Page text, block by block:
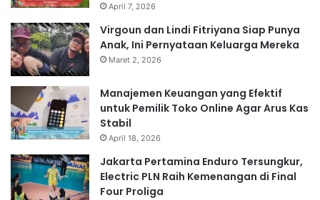
April 7, 2026
Virgoun dan Lindi Fitriyana Siap Punya
Anak, Ini Pernyataan Keluarga Mereka
Maret 2, 2026
Manajemen Keuangan yang Efektif
untuk Pemilik Toko Online Agar Arus Kas
Stabil
April 18, 2026
Jakarta Pertamina Enduro Tersungkur,
Electric PLN Raih Kemenangan di Final
Four Proliga